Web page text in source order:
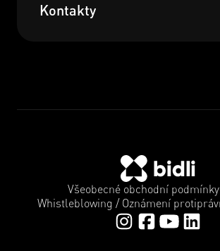
Kontakty
Všeobecné obchodní podmínky
Whistleblowing / Oznámení